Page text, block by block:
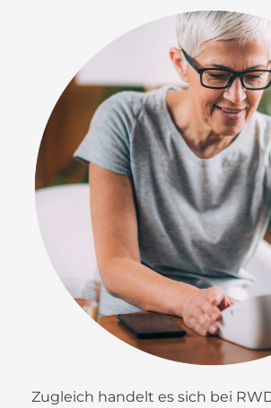
Zugleich handelt es sich bei